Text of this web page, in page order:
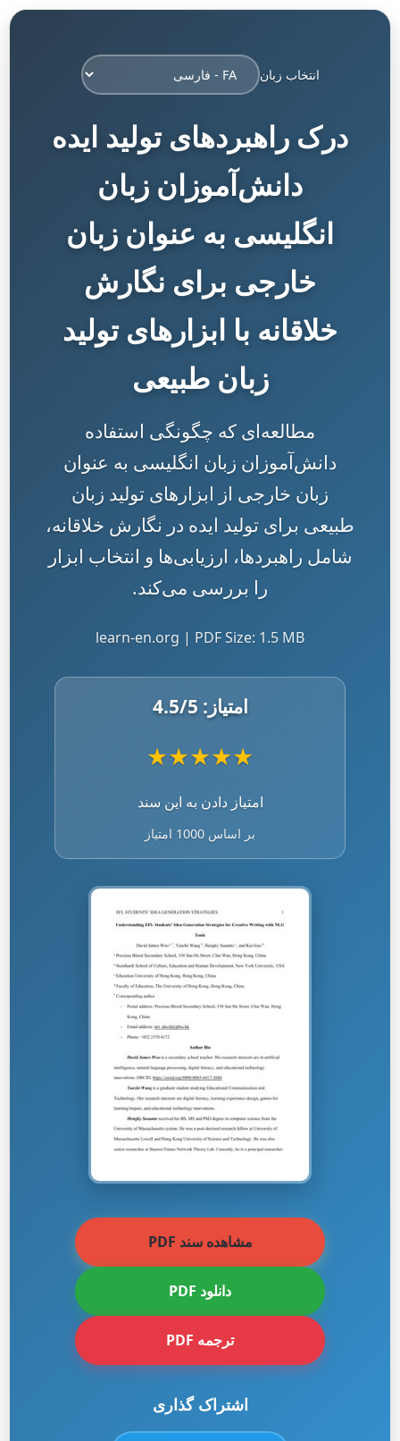
انتخاب زبان
درک راهبردهای تولید ایده
دانش‌آموزان زبان
انگلیسی به عنوان زبان
خارجی برای نگارش
خلاقانه با ابزارهای تولید
زبان طبیعی
مطالعه‌ای که چگونگی استفاده
دانش‌آموزان زبان انگلیسی به عنوان
زبان خارجی از ابزارهای تولید زبان
طبیعی برای تولید ایده در نگارش خلاقانه،
شامل راهبردها، ارزیابی‌ها و انتخاب ابزار
را بررسی می‌کند.
learn-en.org | PDF Size: 1.5 MB
امتیاز: 4.5/5
★
★
★
★
★
امتیاز دادن به این سند
بر اساس 1000 امتیاز
مشاهده سند PDF
دانلود PDF
ترجمه PDF
اشتراک گذاری